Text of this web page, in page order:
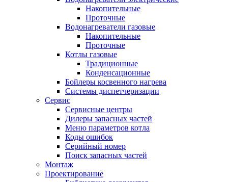
Накопительные
Проточные
Водонагреватели газовые
Накопительные
Проточные
Котлы газовые
Традиционные
Конденсационные
Бойлеры косвенного нагрева
Системы диспетчеризации
Сервис
Сервисные центры
Дилеры запасных частей
Меню параметров котла
Коды ошибок
Серийный номер
Поиск запасных частей
Монтаж
Проектирование